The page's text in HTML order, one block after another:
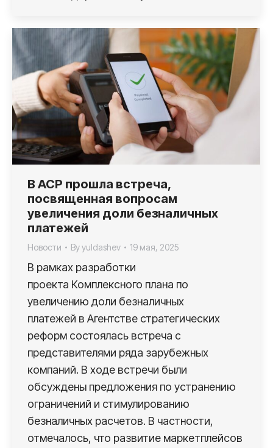
В АСР прошла встреча,
посвященная вопросам
увеличения доли безналичных
платежей
Новости Byyuldashev 19 мая, 2025
В рамках разработки
проекта Комплексного плана по
увеличению доли безналичных
платежей в Агентстве стратегических
реформ состоялась встреча с
представителями ряда зарубежных
компаний. В ходе встречи были
обсуждены предложения по устранению
ограничений и стимулированию
безналичных расчетов. В частности,
отмечалось, что развитие маркетплейсов